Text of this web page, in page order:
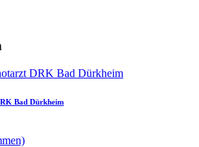
Bad Dürkheim